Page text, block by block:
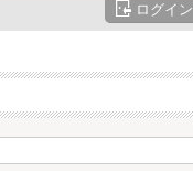
ログイン